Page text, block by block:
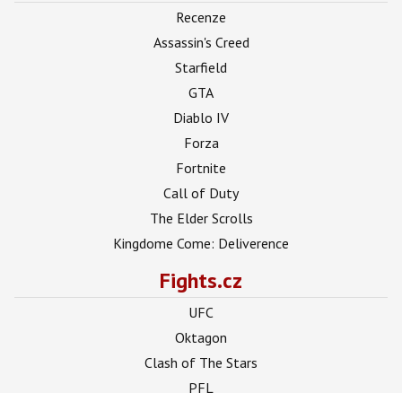
Recenze
Assassin's Creed
Starfield
GTA
Diablo IV
Forza
Fortnite
Call of Duty
The Elder Scrolls
Kingdome Come: Deliverence
Fights.cz
UFC
Oktagon
Clash of The Stars
PFL